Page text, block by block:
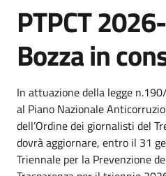
PTPCT
Bozza in
In attuazione della legge
al Piano Nazionale
dell’Ordine dei giornalisti del
dovrà aggiornare, entro il 31
Triennale per la Prevenzione